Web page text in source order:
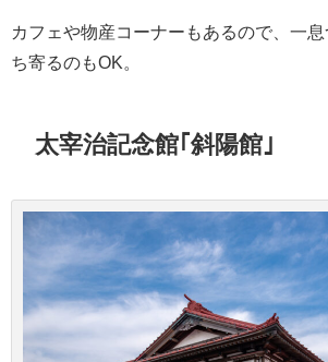
カフェや物産コーナーもあるので、一
ち寄るのもOK。
太宰治記念館｢斜陽館｣